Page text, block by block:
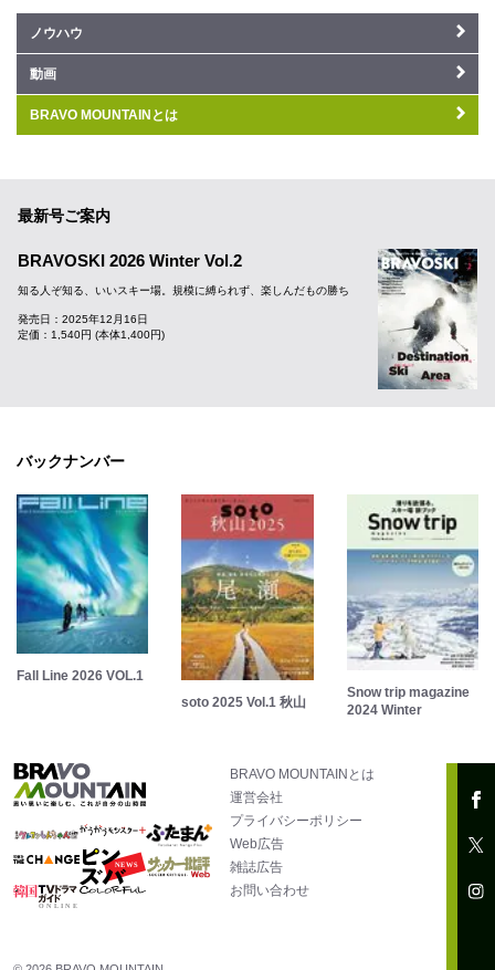
ノウハウ
動画
BRAVO MOUNTAINとは
最新号ご案内
BRAVOSKI 2026 Winter Vol.2
知る人ぞ知る、いいスキー場。規模に縛られず、楽しんだもの勝ち
発売日：2025年12月16日
定価：1,540円 (本体1,400円)
バックナンバー
Fall Line 2026 VOL.1
soto 2025 Vol.1 秋山
Snow trip magazine
2024 Winter
BRAVO MOUNTAINとは
運営会社
プライバシーポリシー
Web広告
雑誌広告
お問い合わせ